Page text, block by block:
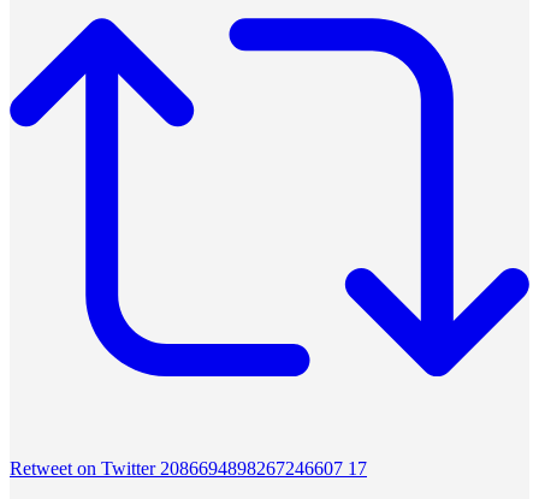
Retweet on Twitter 2086694898267246607 17